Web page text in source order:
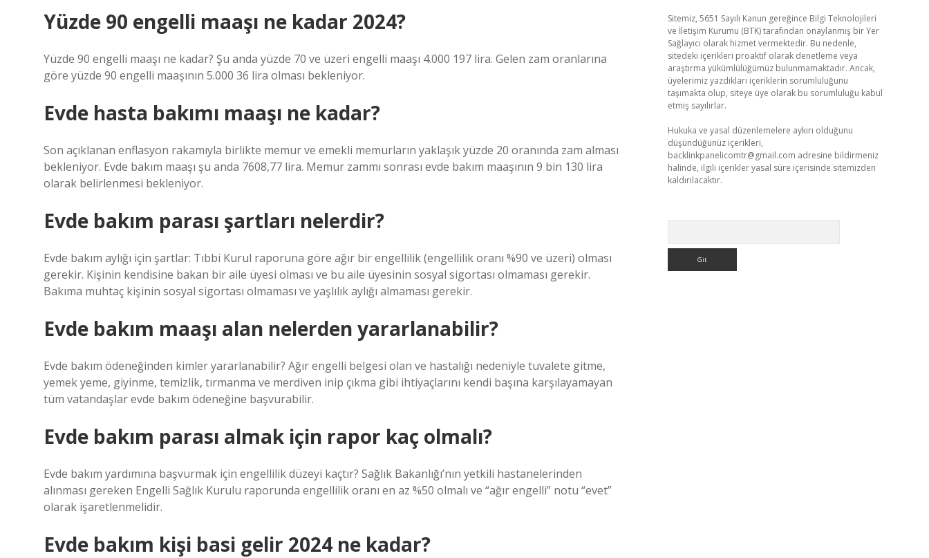
Yüzde 90 engelli maaşı ne kadar 2024?
Yüzde 90 engelli maaşı ne kadar? Şu anda yüzde 70 ve üzeri engelli maaşı 4.000 197 lira. Gelen zam oranlarına
göre yüzde 90 engelli maaşının 5.000 36 lira olması bekleniyor.
Evde hasta bakımı maaşı ne kadar?
Son açıklanan enflasyon rakamıyla birlikte memur ve emekli memurların yaklaşık yüzde 20 oranında zam alması
bekleniyor. Evde bakım maaşı şu anda 7608,77 lira. Memur zammı sonrası evde bakım maaşının 9 bin 130 lira
olarak belirlenmesi bekleniyor.
Evde bakım parası şartları nelerdir?
Evde bakım aylığı için şartlar: Tıbbi Kurul raporuna göre ağır bir engellilik (engellilik oranı %90 ve üzeri) olması
gerekir. Kişinin kendisine bakan bir aile üyesi olması ve bu aile üyesinin sosyal sigortası olmaması gerekir.
Bakıma muhtaç kişinin sosyal sigortası olmaması ve yaşlılık aylığı almaması gerekir.
Evde bakım maaşı alan nelerden yararlanabilir?
Evde bakım ödeneğinden kimler yararlanabilir? Ağır engelli belgesi olan ve hastalığı nedeniyle tuvalete gitme,
yemek yeme, giyinme, temizlik, tırmanma ve merdiven inip çıkma gibi ihtiyaçlarını kendi başına karşılayamayan
tüm vatandaşlar evde bakım ödeneğine başvurabilir.
Evde bakım parası almak için rapor kaç olmalı?
Evde bakım yardımına başvurmak için engellilik düzeyi kaçtır? Sağlık Bakanlığı’nın yetkili hastanelerinden
alınması gereken Engelli Sağlık Kurulu raporunda engellilik oranı en az %50 olmalı ve “ağır engelli” notu “evet”
olarak işaretlenmelidir.
Evde bakım kişi basi gelir 2024 ne kadar?
Sitemiz, 5651 Sayılı Kanun gereğince Bilgi Teknolojileri
ve İletişim Kurumu (BTK) tarafından onaylanmış bir Yer
Sağlayıcı olarak hizmet vermektedir. Bu nedenle,
sitedeki içerikleri proaktif olarak denetleme veya
araştırma yükümlülüğümüz bulunmamaktadır. Ancak,
üyelerimiz yazdıkları içeriklerin sorumluluğunu
taşımakta olup, siteye üye olarak bu sorumluluğu kabul
etmiş sayılırlar.
Hukuka ve yasal düzenlemelere aykırı olduğunu
düşündüğünüz içerikleri,
backlinkpanelicomtr@gmail.com adresine bildirmeniz
halinde, ilgili içerikler yasal süre içerisinde sitemizden
kaldırılacaktır.